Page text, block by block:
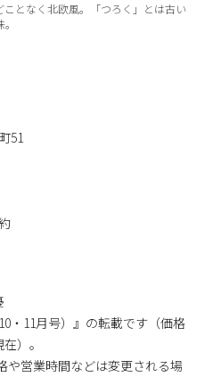
となく北欧風。「つろく」とは古い
51
・11月号）』の転載です（価格
）。
営業時間などは変更される場